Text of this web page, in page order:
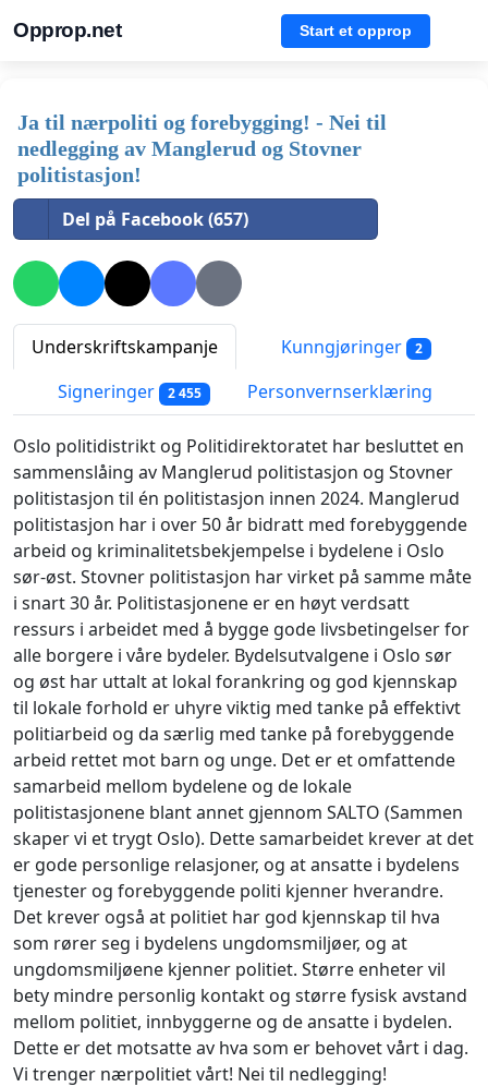
Opprop.net Start et opprop
Ja til nærpoliti og forebygging! - Nei til
nedlegging av Manglerud og Stovner
politistasjon!
Del på Facebook (657)
Underskriftskampanje Kunngjøringer 2
Signeringer 2 455 Personvernserklæring
Oslo politidistrikt og Politidirektoratet har besluttet en
sammenslåing av Manglerud politistasjon og Stovner
politistasjon til én politistasjon innen 2024. Manglerud
politistasjon har i over 50 år bidratt med forebyggende
arbeid og kriminalitetsbekjempelse i bydelene i Oslo
sør-øst. Stovner politistasjon har virket på samme måte
i snart 30 år. Politistasjonene er en høyt verdsatt
ressurs i arbeidet med å bygge gode livsbetingelser for
alle borgere i våre bydeler. Bydelsutvalgene i Oslo sør
og øst har uttalt at lokal forankring og god kjennskap
til lokale forhold er uhyre viktig med tanke på effektivt
politiarbeid og da særlig med tanke på forebyggende
arbeid rettet mot barn og unge. Det er et omfattende
samarbeid mellom bydelene og de lokale
politistasjonene blant annet gjennom SALTO (Sammen
skaper vi et trygt Oslo). Dette samarbeidet krever at det
er gode personlige relasjoner, og at ansatte i bydelens
tjenester og forebyggende politi kjenner hverandre.
Det krever også at politiet har god kjennskap til hva
som rører seg i bydelens ungdomsmiljøer, og at
ungdomsmiljøene kjenner politiet. Større enheter vil
bety mindre personlig kontakt og større fysisk avstand
mellom politiet, innbyggerne og de ansatte i bydelen.
Dette er det motsatte av hva som er behovet vårt i dag.
Vi trenger nærpolitiet vårt! Nei til nedlegging!